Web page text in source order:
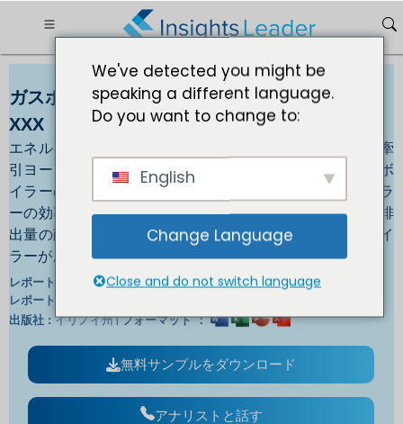
ガスボイラー市場は2030年までに規模はUSD
XXX
エネルギー効率規制の強化がガスボイラーの市場成長を牽
引ヨーロッパにおけるエネルギー効率規制の強化がガスボ
イラーの市場成長を牽引しています。これは、ガスボイラ
ーの効率性がますます向上し、エネルギー消費量と炭素排
出量の削減を目指す住宅所有者や企業にとって、ガスボイ
ラーがより現実的な選択肢となっているためです。
レポートID : 翻訳:
レポート言語:
出版社 : イリノイ州 |フォーマット ：
無料サンプルをダウンロード
アナリストと話す
We've detected you might be
speaking a different language.
Do you want to change to:
English
Change Language
Close and do not switch language